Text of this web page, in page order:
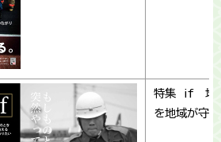
特集 if 地
を地域が守